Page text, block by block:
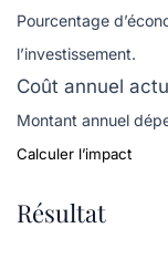
Pourcentage
l’investissement.
Coût annuel
Montant annuel
Calculer l’impact
Résultat